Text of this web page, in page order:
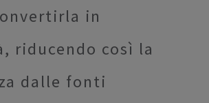
in
riducendo così la
dalle fonti